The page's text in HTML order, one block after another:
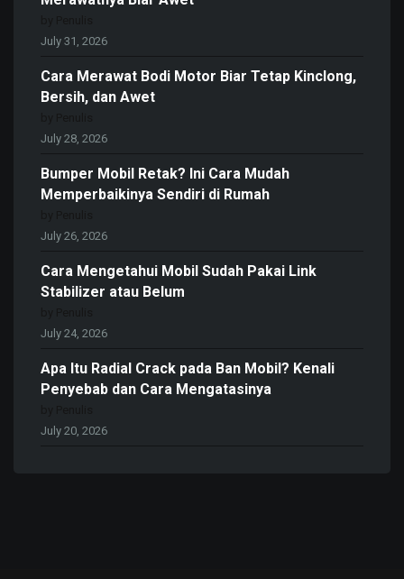
July 31, 2026
Cara Merawat Bodi Motor Biar Tetap Kinclong,
Bersih, dan Awet
July 28, 2026
Bumper Mobil Retak? Ini Cara Mudah
Memperbaikinya Sendiri di Rumah
July 26, 2026
Cara Mengetahui Mobil Sudah Pakai Link
Stabilizer atau Belum
July 24, 2026
Apa Itu Radial Crack pada Ban Mobil? Kenali
Penyebab dan Cara Mengatasinya
July 20, 2026